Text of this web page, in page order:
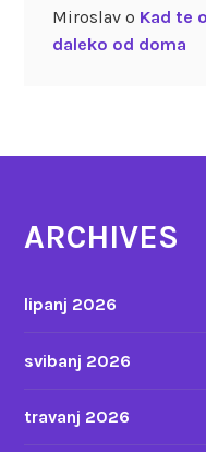
Miroslavo Kad te
daleko od doma
ARCHIVES
lipanj 2026
svibanj 2026
travanj 2026